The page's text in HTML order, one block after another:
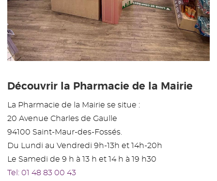
Découvrir la Pharmacie de la Mairie
La Pharmacie de la Mairie se situe :
20 Avenue Charles de Gaulle
94100 Saint-Maur-des-Fossés.
Du Lundi au Vendredi 9h-13h et 14h-20h
Le Samedi de 9 h à 13 h et 14 h à 19 h30
Tel: 01 48 83 00 43